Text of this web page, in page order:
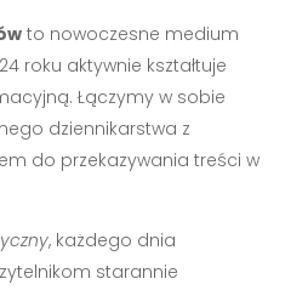
to nowoczesne medium
roku aktywnie kształtuje
Łączymy w sobie
dziennikarstwa z
do przekazywania treści w
, każdego dnia
starannie